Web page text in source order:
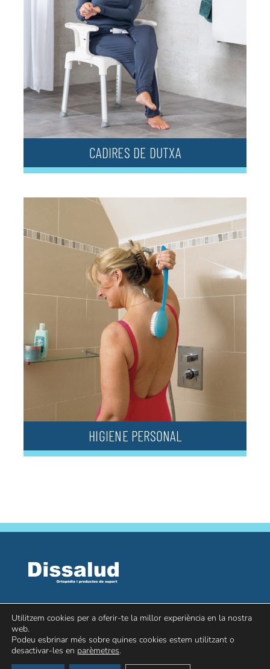
CADIRES DE DUTXA
HIGIENE PERSONAL
Passeig de Ronda, 144 – 25008 LLeida
973 04 45 27
Utilitzem cookies per a oferir-te la millor experiència en la nostra
web.
Podeu esbrinar més sobre quines cookies estem utilitzant o
desactivar-les en parèmetres.